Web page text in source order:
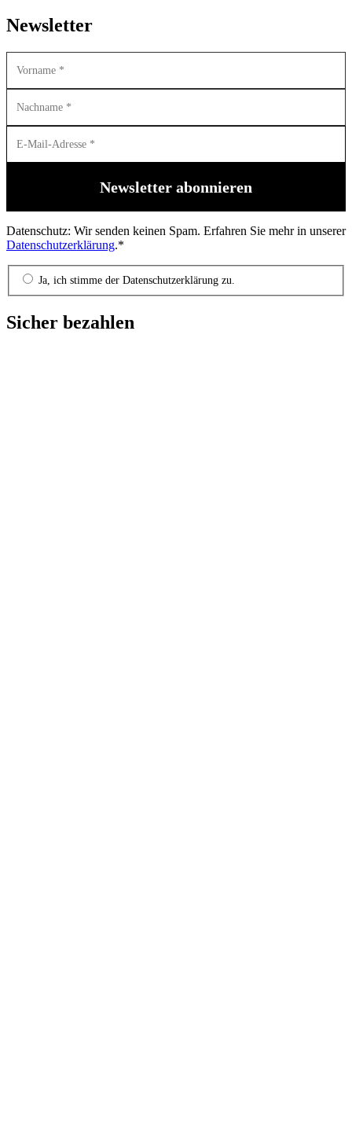
Newsletter
Datenschutz: Wir senden keinen Spam. Erfahren Sie mehr in unserer
Datenschutzerklärung.*
Ja, ich stimme der Datenschutzerklärung zu.
Sicher bezahlen